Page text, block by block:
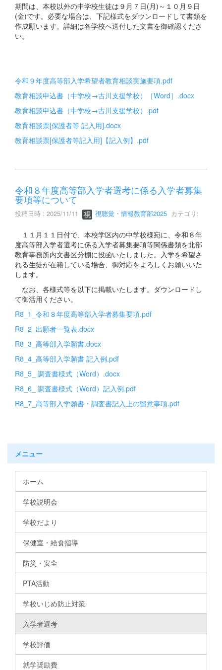
期間は、本校以外の中学校生徒は９月７日(月)～１０月９日
(金)です。必要な場合は、下記様式をダウンロードして書類を
作成願います。詳細は各学校へ送付した文書を御確認くださ
い。
令和９年度高等部入学希望者教育相談実施要項.pdf
教育相談申込書（中学校→古川支援学校）［Word］.docx
教育相談申込書（中学校→古川支援学校）.pdf
教育相談票[保護者等 記入用].docx
教育相談票[保護者等記入用]【記入例】.pdf
令和８年度高等部入学者選考に係る入学者募集
要項等について
投稿日時 : 2025/11/11 視聴覚・情報教育部2025 カテゴリ:
１１月１１日付で、本校学区内の中学校様宛に、令和８年
度高等部入学者選考に係る入学者募集要項等関係書類を北部
教育事務所内文書区分棚に投函いたしました。入学を希望さ
れる生徒が在籍している場合、御対応をよろしくお願いいた
します。
なお、各様式等を以下に掲載いたします。ダウンロードし
て御活用ください。
R8_1_令和８年度高等部入学者募集要項.pdf
R8_2_出願者一覧表.docx
R8_3_高等部入学願書.docx
R8_4_高等部入学願書 記入例.pdf
R8_5_ 調査書様式（Word）.docx
R8_6_ 調査書様式（Word）記入例.pdf
R8_7_高等部入学願書・調査書記入上の留意事項.pdf
メニュー
ホーム
学校説明会
学校だより
保健室・給食指導
防災・安全
PTA活動
学校いじめ防止対策
入学者選考
学校評価
就学奨励費